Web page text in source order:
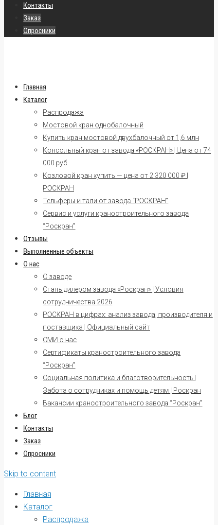
Контакты
Заказ
Опросники
Главная
Каталог
Распродажа
Мостовой кран однобалочный
Купить кран мостовой двухбалочный от 1,6 млн
Консольный кран от завода «РОСКРАН» | Цена от 74
000 руб.
Козловой кран купить — цена от 2 320 000 ₽ |
РОСКРАН
Тельферы и тали от завода “РОСКРАН”
Сервис и услуги краностроительного завода
“Роскран”
Отзывы
Выполненные объекты
О нас
О заводе
Стань дилером завода «Роскран» | Условия
сотрудничества 2026
РОСКРАН в цифрах: анализ завода, производителя и
поставщика | Официальный сайт
СМИ о нас
Сертификаты краностроительного завода
“Роскран”
Социальная политика и благотворительность |
Забота о сотрудниках и помощь детям | Роскран
Вакансии краностроительного завода “Роскран”
Блог
Контакты
Заказ
Опросники
Skip to content
Главная
Каталог
Распродажа